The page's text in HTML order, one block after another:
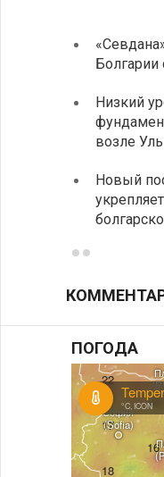
Болгарии
Низкий
возле
Новый
ПОГОДА